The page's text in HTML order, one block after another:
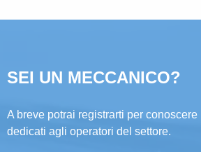
SEI UN MECCANICO?
A breve potrai registrarti per conoscere
dedicati agli operatori del settore.